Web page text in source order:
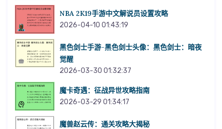
NBA 2K19手游中文解说员设置攻略
2026-04-10 01:43:19
黑色剑士手游-黑色剑士头像：黑色剑士：暗夜
觉醒
2026-03-30 01:32:37
魔卡奇遇：征战异世攻略指南
2026-03-29 01:34:17
魔兽赵云传：通关攻略大揭秘